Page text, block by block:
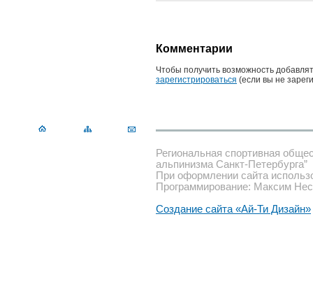
Комментарии
Чтобы получить возможность
зарегистрироваться (если вы не
Региональная спортивная
альпинизма Санкт-Петербурга”
При оформлении сайта
Программирование: Максим
Создание сайта «Ай-Ти Дизайн»